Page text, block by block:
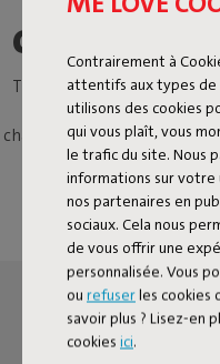
Contrairement à
attentifs aux types de
utilisons des cookies
qui vous plaît, vous
le trafic du site. Nous
informations sur
nos partenaires en
sociaux. Cela nous
de vous offrir une
personnalisée. Vous
ou refuserles cookies
savoir plus ? Lisez-en
cookies ici.
CHAISE
Tu connais sans doute ces
Avec Fred's Chair, nous
chaise d'extérieur moderne
mais sympathique avec
fabriquée en aluminium
élégante et